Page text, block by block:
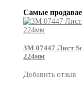
Самые
3М 07447 Лист
224мм
Добавить отзыв